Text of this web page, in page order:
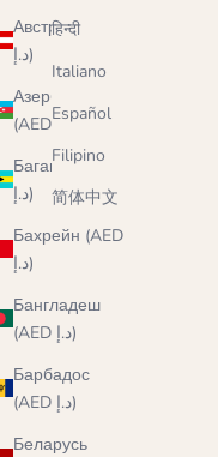
Австрия (AED
د.إ)
Азербайджан
(AED د.إ)
Багамы (AED
د.إ)
Бахрейн (AED
د.إ)
Бангладеш
(AED د.إ)
Барбадос
(AED د.إ)
Беларусь
हिन्दी
Italiano
Español
Filipino
简体中文